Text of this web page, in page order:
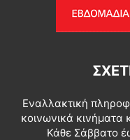
Εναλλακτική
κοινωνικά κινήματα
Κάθε Σάββατο